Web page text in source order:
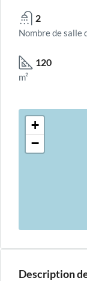
2
Nombre de salle
120
m²
+
−
Description